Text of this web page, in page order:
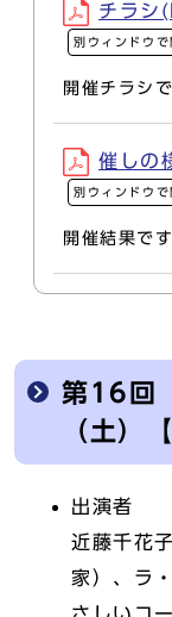
チラ
別ウィンドウで
開催チラシで
催しの
別ウィンドウで
開催結果です
第16回
（土）
出演者
近藤千花
家）、ラ